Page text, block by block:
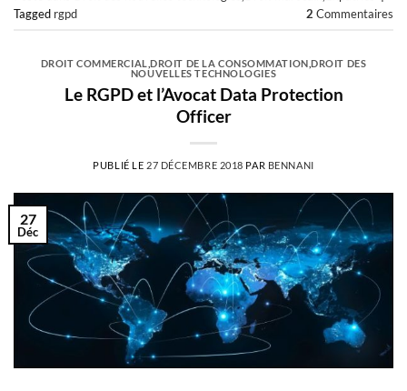
Tagged rgpd 2 Commentaires
DROIT COMMERCIAL ,DROIT DE LA CONSOMMATION ,DROIT DES
NOUVELLES TECHNOLOGIES
Le RGPD et l’Avocat Data Protection
Officer
PUBLIÉ LE 27 DÉCEMBRE 2018 PAR BENNANI
27
Déc